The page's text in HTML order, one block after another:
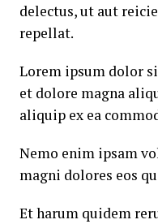
delectus, ut aut
repellat.
Lorem ipsum dolor
et dolore magna
aliquip ex ea
Nemo enim ipsam
magni dolores eos
Et harum quidem